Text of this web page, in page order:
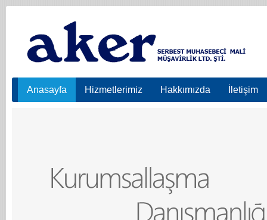
Anasayfa Hizmetlerimiz Hakkımızda İletişim